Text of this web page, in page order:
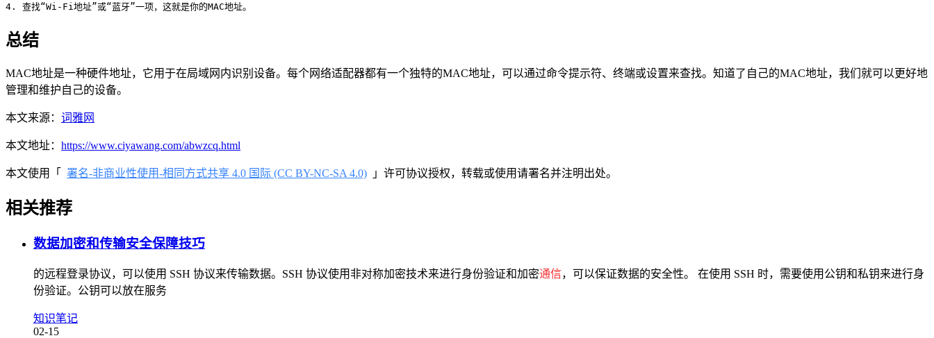
4. 查找“Wi-Fi地址”或“蓝牙”一项，这就是你的MAC地址。
总结
MAC地址是一种硬件地址，它用于在局域网内识别设备。每个网络适配器都有一个独特的MAC地址，可以通过命令提示符、终端或设置来查找。知道了自己的MAC地址，我们就可以更好地
管理和维护自己的设备。
本文来源： 词雅网
本文地址： https://www.ciyawang.com/abwzcq.html
本文使用「 署名-非商业性使用-相同方式共享 4.0 国际 (CC BY-NC-SA 4.0) 」许可协议授权，转载或使用请署名并注明出处。
相关推荐
数据加密和传输安全保障技巧
的远程登录协议，可以使用 SSH 协议来传输数据。SSH 协议使用非对称加密技术来进行身份验证和加密通信，可以保证数据的安全性。 在使用 SSH 时，需要使用公钥和私钥来进行身
份验证。公钥可以放在服务
知识笔记
02-15